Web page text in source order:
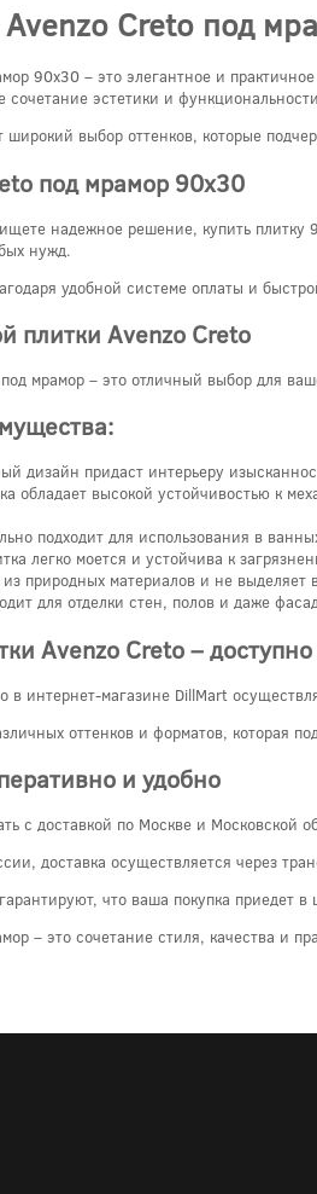
Creto под
90x30 – это элегантное и
сочетание эстетики и
широкий выбор оттенков, которые
под мрамор 90x30
надежное решение, купить
нужд.
удобной системе оплаты и
плитки Avenzo Creto
мрамор – это отличный выбор для
дизайн придаст интерьеру
обладает высокой устойчивостью к
подходит для использования в
легко моется и устойчива к
природных материалов и не
для отделки стен, полов и даже
Avenzo Creto –
в интернет-магазине DillMart
оттенков и форматов, которая
и удобно
с доставкой по Москве и Московской
доставка осуществляется через
что ваша покупка приедет в
– это сочетание стиля, качества и